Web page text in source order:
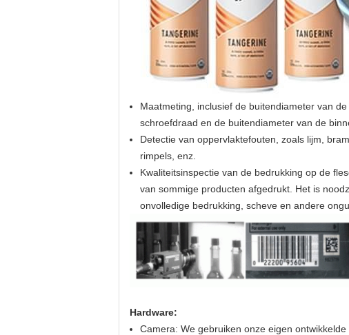
Maatmeting, inclusief de buitendiameter van
schroefdraad en de buitendiameter van de
Detectie van oppervlaktefouten, zoals lijm,
rimpels, enz.
Kwaliteitsinspectie van de bedrukking op de
van sommige producten afgedrukt. Het is
onvolledige bedrukking, scheve en andere
Hardware:
Camera: We gebruiken onze eigen